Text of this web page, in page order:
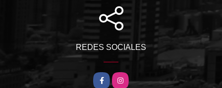
REDES SOCIALES
Facebook
Instagram